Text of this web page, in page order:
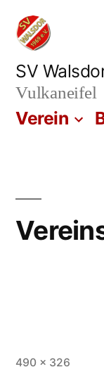
Zum
Inhalt
springen
SV
Vulkaneifel
Verein
Vollständige
490 × 326